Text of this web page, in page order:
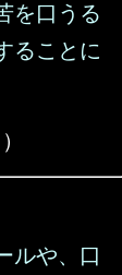
を口うる
ることに
ルや、口